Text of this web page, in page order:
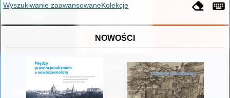
Wyszukiwanie zaawansowaneKolekcje
NOWOŚCI